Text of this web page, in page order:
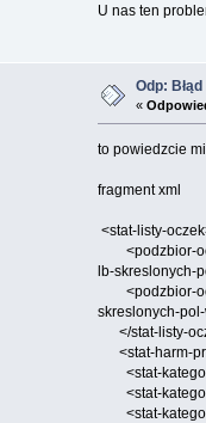
U nas ten
Odp:
«
to powiedzcie
fragment xml
<stat-listy-
<podzbior-ocz
lb-skreslonych-
<podzbior-ocz
skreslonych-
</stat-listy-
<stat-harm-
<stat-
<stat-
<stat-